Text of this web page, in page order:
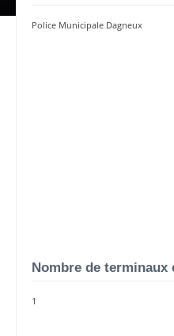
Police Municipale Dagneux
Nombre de terminaux
1